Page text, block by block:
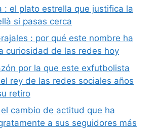
: el plato estrella que justifica la
si pasas cerca
: por qué este nombre ha
curiosidad de las redes hoy
por la que este exfutbolista
rey de las redes sociales años
retiro
el cambio de actitud que ha
a sus seguidores más